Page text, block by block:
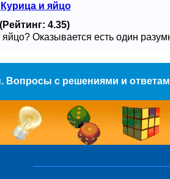
Курица и яйцо
(Рейтинг: 4.35)
Оказывается есть один
Вопросы с решениями и